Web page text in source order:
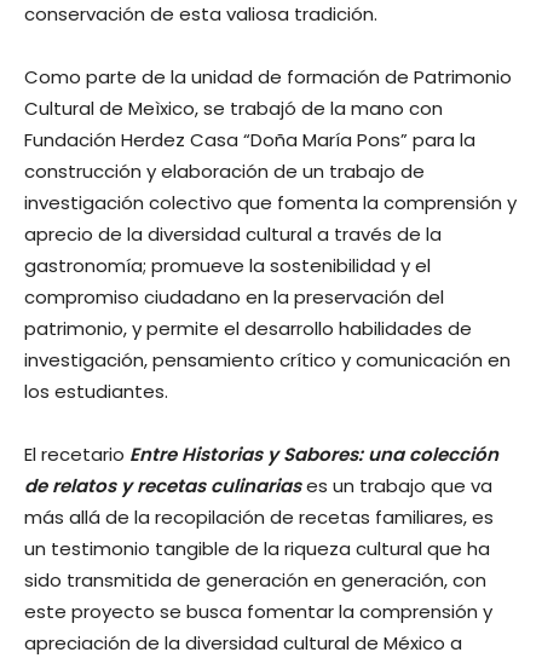
conservación de esta valiosa tradición.
Como parte de la unidad de formación de Patrimonio
Cultural de Meìxico, se trabajó de la mano con
Fundación Herdez Casa “Doña María Pons” para la
construcción y elaboración de un trabajo de
investigación colectivo que fomenta la comprensión y
aprecio de la diversidad cultural a través de la
gastronomía; promueve la sostenibilidad y el
compromiso ciudadano en la preservación del
patrimonio, y permite el desarrollo habilidades de
investigación, pensamiento crítico y comunicación en
los estudiantes.
El recetario Entre Historias y Sabores: una colección
de relatos y recetas culinariases un trabajo que va
más allá de la recopilación de recetas familiares, es
un testimonio tangible de la riqueza cultural que ha
sido transmitida de generación en generación, con
este proyecto se busca fomentar la comprensión y
apreciación de la diversidad cultural de México a